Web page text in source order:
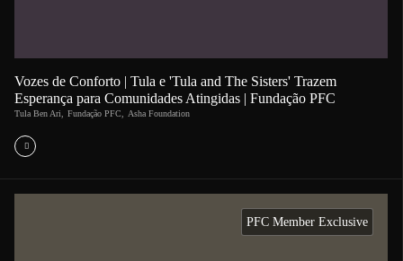
Vozes de Conforto | Tula e 'Tula and The Sisters' Trazem
Esperança para Comunidades Atingidas | Fundação PFC
Tula Ben Ari, Fundação PFC, Asha Foundation
PFC Member Exclusive